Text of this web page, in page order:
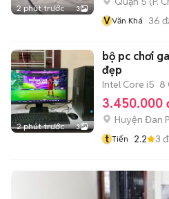
2 phút trước 3
VVăn Khá 36
2 phút trước 3
bộ pc chơi
đẹp
Intel Core i5 8
3.450.000
Huyện Đan
t Tiến 2.2 3